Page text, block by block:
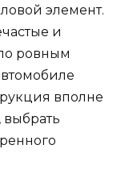
элемент.
и
ровным
вполне
выбрать